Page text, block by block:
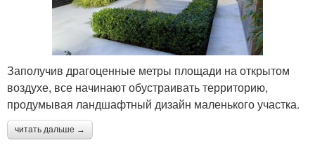
Заполучив драгоценные метры площади на открытом
воздухе, все начинают обустраивать территорию,
продумывая ландшафтный дизайн маленького участка.
читать дальше →